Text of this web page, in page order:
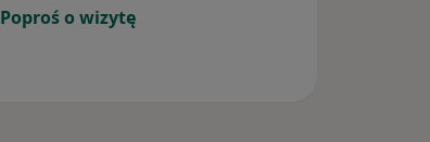
Poproś o wizytę